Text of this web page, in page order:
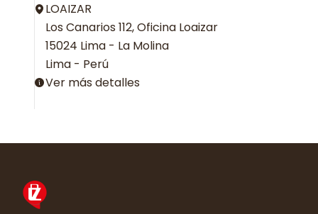
LOAIZAR
Los Canarios 112, Oficina Loaizar
15024 Lima - La Molina
Lima - Perú
Ver más detalles